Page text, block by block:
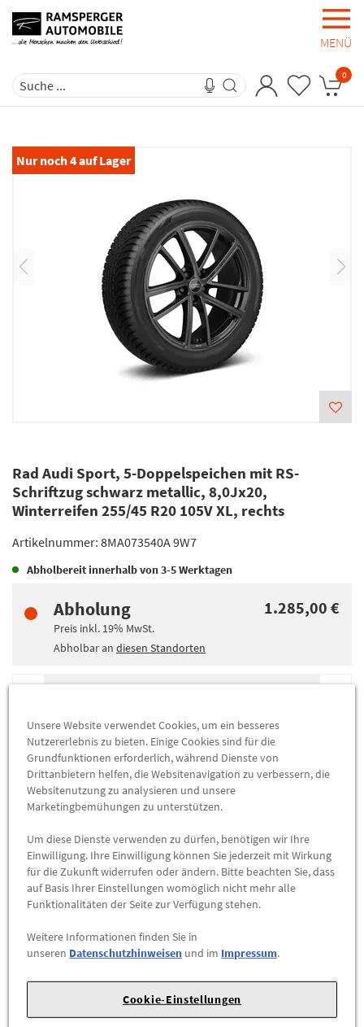
MENÜ
0
Nur noch4auf Lager
Rad Audi Sport, 5-Doppelspeichen mit RS-
Schriftzug schwarz metallic, 8,0Jx20,
Winterreifen 255/45 R20 105V XL, rechts
Artikelnummer: 8MA073540A 9W7
Abholbereit innerhalb von3-5 Werktagen
Abholung
Preis inkl. 19% MwSt.
Abholbar an diesen Standorten
1.285,00 €
RESERVIEREN & ABHOLEN
Herstellerangaben: AUDI AG |Auto-Union-Str. 1 |
Ingolstadt |
Dem Auftritt mehr Dynamik verleihen.
Das sportliche Leichtmetallrad, 5-Doppelspeichen, schwarz
metallic, mit dem Winterreifen Pirelli SCORPION WINTER 2.
Angaben zur Felge
Felgengröße: 8,0Jx20
Felgenlochkreis: 112/5
Einpresstiefe: 39 mm
Farbe: Schwarz metallic
Unsere Website verwendet Cookies, um ein besseres
Nutzererlebnis zu bieten. Einige Cookies sind für die
Grundfunktionen erforderlich, während Dienste von
Drittanbietern helfen, die Websitenavigation zu verbessern, die
Websitenutzung zu analysieren und unsere
Marketingbemühungen zu unterstützen.
Um diese Dienste verwenden zu dürfen, benötigen wir Ihre
Einwilligung. Ihre Einwilligung können Sie jederzeit mit Wirkung
für die Zukunft widerrufen oder ändern. Bitte beachten Sie, dass
auf Basis Ihrer Einstellungen womöglich nicht mehr alle
Funktionalitäten der Seite zur Verfügung stehen.
Weitere Informationen finden Sie in
unseren Datenschutzhinweisen und im Impressum.
Cookie-Einstellungen